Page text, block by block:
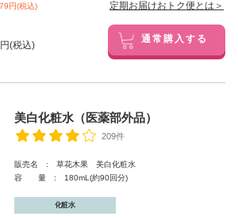
円(税込) 定期お届けおトク便とは＞
円(税込) 通常購入する
美白化粧水（医薬部外品）
209件
販売名 : 草花木果 美白化粧水
容 量 : 180mL(約90回分)
化粧水